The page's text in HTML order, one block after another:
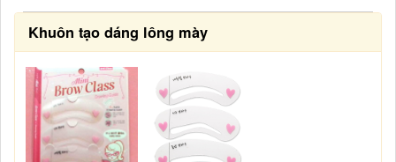
Khuôn tạo dáng lông mày